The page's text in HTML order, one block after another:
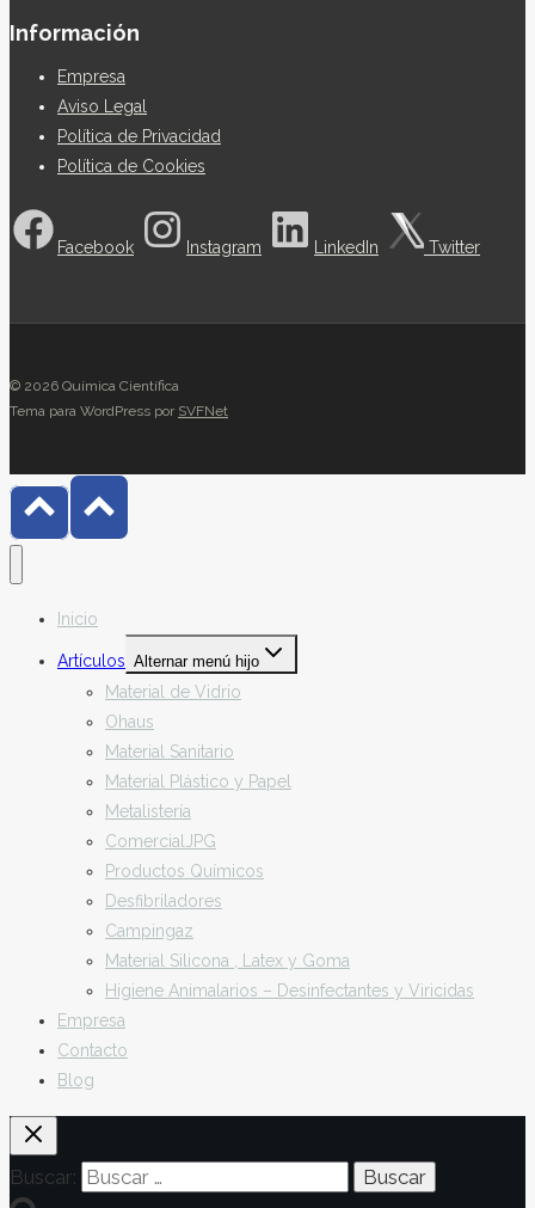
Información
Empresa
Aviso Legal
Política de Privacidad
Política de Cookies
Facebook Instagram LinkedIn Twitter
© 2026 Química Científica
Tema para WordPress por SVFNet
Inicio
Artículos Alternar menú hijo
Material de Vidrio
Ohaus
Material Sanitario
Material Plástico y Papel
Metalistería
ComercialJPG
Productos Químicos
Desfibriladores
Campingaz
Material Silicona , Latex y Goma
Higiene Animalarios – Desinfectantes y Viricidas
Empresa
Contacto
Blog
Buscar: